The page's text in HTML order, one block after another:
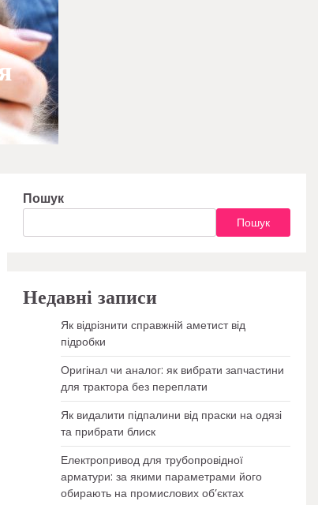
Пошук
Пошук
Недавні записи
Як відрізнити справжній аметист від
підробки
Оригінал чи аналог: як вибрати запчастини
для трактора без переплати
Як видалити підпалини від праски на одязі
та прибрати блиск
Електропривод для трубопровідної
арматури: за якими параметрами його
обирають на промислових об’єктах